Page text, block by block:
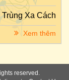
Xa Cách
Xem thêm
reserved.